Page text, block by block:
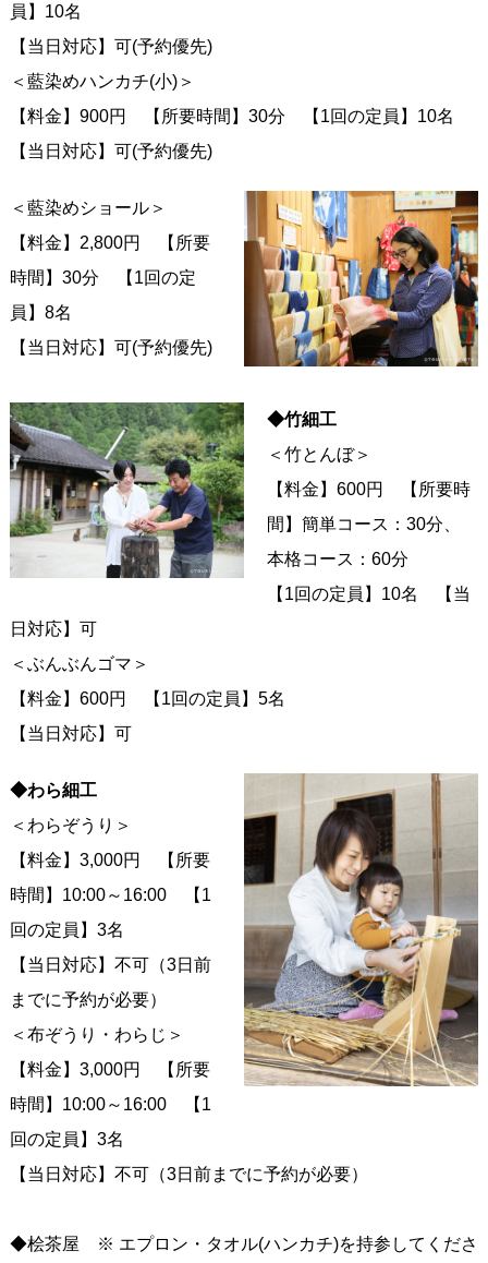
員】10名
【当日対応】可(予約優先)
＜藍染めハンカチ(小)＞
【料金】900円 【所要時間】30分 【1回の定員】10名
【当日対応】可(予約優先)
＜藍染めショール＞
【料金】2,800円 【所要
時間】30分 【1回の定
員】8名
【当日対応】可(予約優先)
◆竹細工
＜竹とんぼ＞
【料金】600円 【所要時
間】簡単コース：30分、
本格コース：60分
【1回の定員】10名 【当
日対応】可
＜ぶんぶんゴマ＞
【料金】600円 【1回の定員】5名
【当日対応】可
◆わら細工
＜わらぞうり＞
【料金】3,000円 【所要
時間】10:00～16:00 【1
回の定員】3名
【当日対応】不可（3日前
までに予約が必要）
＜布ぞうり・わらじ＞
【料金】3,000円 【所要
時間】10:00～16:00 【1
回の定員】3名
【当日対応】不可（3日前までに予約が必要）
◆桧茶屋 ※ エプロン・タオル(ハンカチ)を持参してくださ